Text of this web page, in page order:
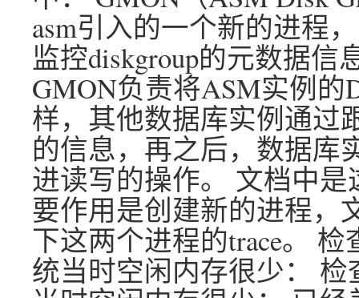
asm引入的一个新的进程
监控diskgroup的元数据信
GMON负责将ASM实例的
样，其他数据库实例通过
的信息，再之后，数据库
进读写的操作。 文档中是
要作用是创建新的进程，
下这两个进程的trace。
统当时空闲内存很少： 检